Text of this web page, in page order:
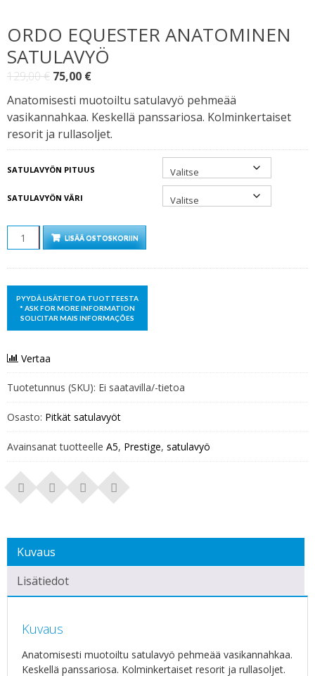
ORDO EQUESTER ANATOMINEN
SATULAVYÖ
129,00€ Alkuperäinen
hinta
oli:
129,00 €.
75,00 €Nykyinen
hinta
on:
75,00 €.
Anatomisesti muotoiltu satulavyö pehmeää
vasikannahkaa. Keskellä panssariosa. Kolminkertaiset
resorit ja rullasoljet.
SATULAVYÖN PITUUS
SATULAVYÖN VÄRI
LISÄÄ OSTOSKORIIN
Vertaa
Tuotetunnus (SKU): Ei saatavilla/-tietoa
Osasto: Pitkät satulavyöt
Avainsanat tuotteelle A5, Prestige, satulavyö
Kuvaus
Lisätiedot
Kuvaus
Anatomisesti muotoiltu satulavyö pehmeää vasikannahkaa.
Keskellä panssariosa. Kolminkertaiset resorit ja rullasoljet.